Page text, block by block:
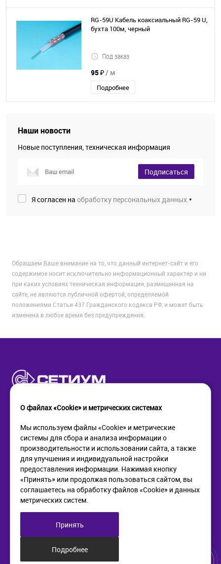
RG-59U Кабель коаксиальный RG-59 U,
бухта 100м, черный
Под заказ
95 ₽/ м
Подробнее
Наши новости
Новые поступления, техническая информация
Подписаться
Я согласен на обработку персональных данных.*
Обращаем Ваше внимание на то, что данный интернет-сайт и его
содержимое носит исключительно информационный характер и ни
при каких условиях техническая информация, размещенная на
сайте, не являются публичной офертой, определяемой
положениями Статьи 437 Гражданского кодекса РФ, и может быть
изменена в любое время без предупреждения.
КОМПАНИЯ
О компании
Новости
Контакты
ПОМОЩЬ
Как купить
Доставка
Возврат
ИНФОРМАЦИЯ
Политика в отношении
обработки персональных
web@setium.ru
Малый пр. П.С., д 84-86
О файлах «Cookie» и метрических системах
Мы используем файлы «Cookie» и метрические
системы для сбора и анализа информации о
производительности и использовании сайта, а также
для улучшения и индивидуальной настройки
предоставления информации. Нажимая кнопку
«Принять» или продолжая пользоваться сайтом, вы
соглашаетесь на обработку файлов «Cookie» и данных
метрических систем.
Принять
Подробнее